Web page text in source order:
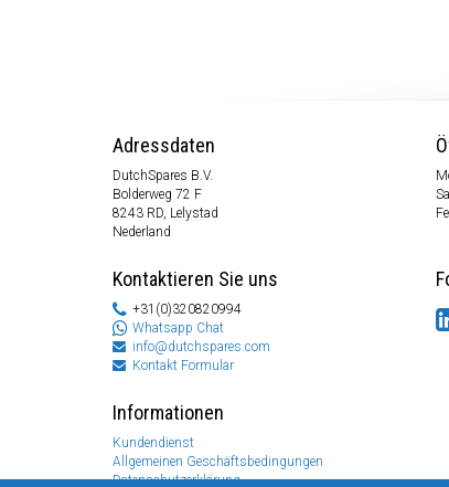
Adressdaten
DutchSpares B.V.
Bolderweg 72 F
8243 RD, Lelystad
Nederland
Kontaktieren Sie uns
+31(0)320820994
Whatsapp Chat
info@dutchspares.com
Kontakt Formular
Informationen
Kundendienst
Allgemeinen Geschäftsbedingungen
Datenschutzerklärung